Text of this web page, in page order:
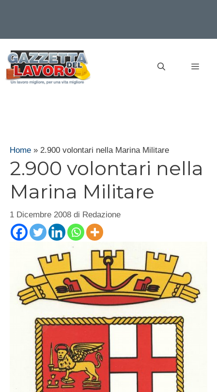
contenuto
Home » 2.900 volontari nella Marina Militare
2.900 volontari nella
Marina Militare
1 Dicembre 2008 di Redazione